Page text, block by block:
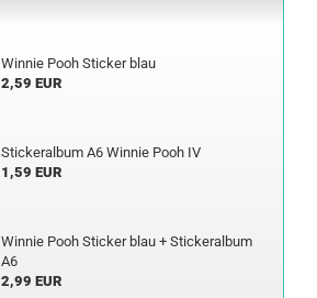
Win­nie Pooh Sti­cker blau
2,59 EUR
Sti­ckeral­bum A6 Win­nie Pooh IV
1,59 EUR
Win­nie Pooh Sti­cker blau + Sti­ckeral­bum
A6
2,99 EUR